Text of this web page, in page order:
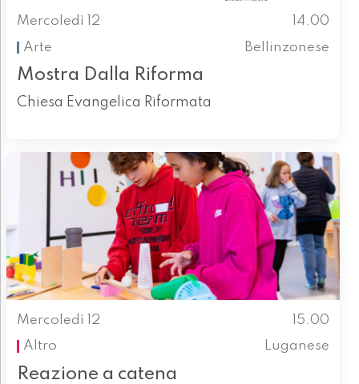
Mercoledì 12
14.00
Arte
Bellinzonese
Mostra Dalla Riforma
Chiesa Evangelica Riformata
Mercoledì 12
15.00
Altro
Luganese
Reazione a catena